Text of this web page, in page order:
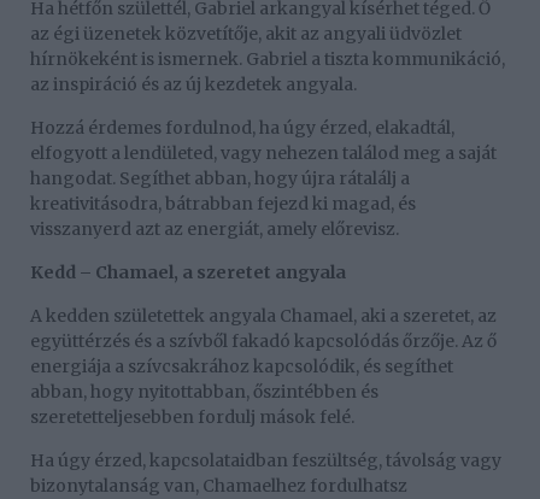
Ha hétfőn születtél, Gabriel arkangyal kísérhet téged. Ő
az égi üzenetek közvetítője, akit az angyali üdvözlet
hírnökeként is ismernek. Gabriel a tiszta kommunikáció,
az inspiráció és az új kezdetek angyala.
Hozzá érdemes fordulnod, ha úgy érzed, elakadtál,
elfogyott a lendületed, vagy nehezen találod meg a saját
hangodat. Segíthet abban, hogy újra rátalálj a
kreativitásodra, bátrabban fejezd ki magad, és
visszanyerd azt az energiát, amely előrevisz.
Kedd – Chamael, a szeretet angyala
A kedden születettek angyala Chamael, aki a szeretet, az
együttérzés és a szívből fakadó kapcsolódás őrzője. Az ő
energiája a szívcsakrához kapcsolódik, és segíthet
abban, hogy nyitottabban, őszintébben és
szeretetteljesebben fordulj mások felé.
Ha úgy érzed, kapcsolataidban feszültség, távolság vagy
bizonytalanság van, Chamaelhez fordulhatsz